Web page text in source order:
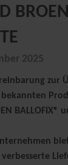
2025
zur
BALLOFIX®